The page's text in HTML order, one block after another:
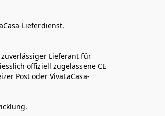
Lieferdienst.
Lieferant für
offiziell zugelassene CE
Post oder VivaLaCasa-